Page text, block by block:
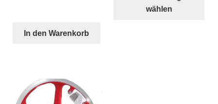
In den Warenkorb
wählen